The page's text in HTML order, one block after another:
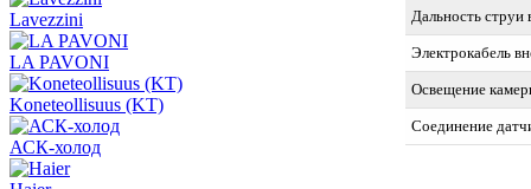
Дальность струи
Электрокабель
Освещение
Соединение
Lavezzini
LA PAVONI
Koneteollisuus (KT)
АСК-холод